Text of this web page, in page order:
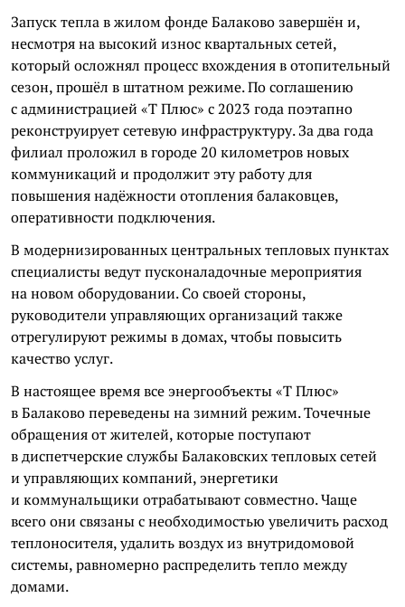
Запуск тепла в жилом фонде Балаково завершён и,
несмотря на высокий износ квартальных сетей,
который осложнял процесс вхождения в отопительный
сезон, прошёл в штатном режиме. По соглашению
с администрацией «Т Плюс» с 2023 года поэтапно
реконструирует сетевую инфраструктуру. За два года
филиал проложил в городе 20 километров новых
коммуникаций и продолжит эту работу для
повышения надёжности отопления балаковцев,
оперативности подключения.
В модернизированных центральных тепловых пунктах
специалисты ведут пусконаладочные мероприятия
на новом оборудовании. Со своей стороны,
руководители управляющих организаций также
отрегулируют режимы в домах, чтобы повысить
качество услуг.
В настоящее время все энергообъекты «Т Плюс»
в Балаково переведены на зимний режим. Точечные
обращения от жителей, которые поступают
в диспетчерские службы Балаковских тепловых сетей
и управляющих компаний, энергетики
и коммунальщики отрабатывают совместно. Чаще
всего они связаны с необходимостью увеличить расход
теплоносителя, удалить воздух из внутридомовой
системы, равномерно распределить тепло между
домами.